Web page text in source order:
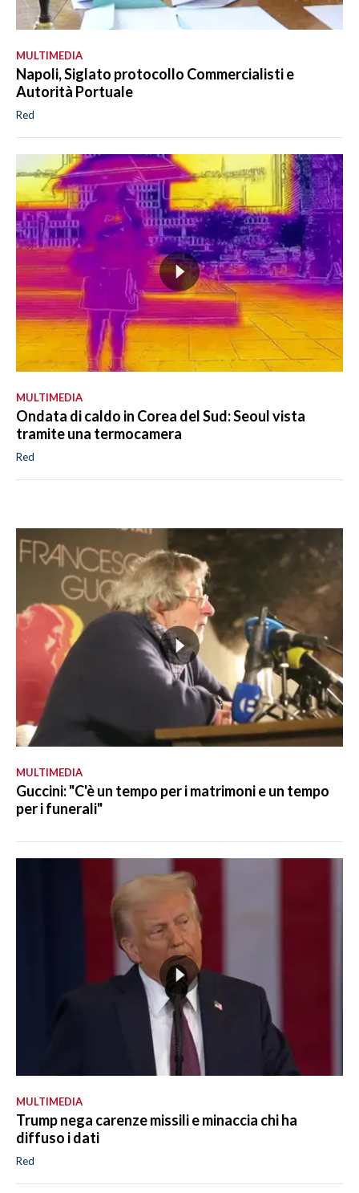
MULTIMEDIA
Napoli, Siglato protocollo Commercialisti e
Autorità Portuale
Red
MULTIMEDIA
Ondata di caldo in Corea del Sud: Seoul vista
tramite una termocamera
Red
MULTIMEDIA
Guccini: "C'è un tempo per i matrimoni e un tempo
per i funerali"
MULTIMEDIA
Trump nega carenze missili e minaccia chi ha
diffuso i dati
Red